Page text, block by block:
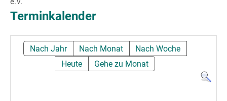
Terminkalender
Nach Jahr Nach Monat
Nach Woche
Heute
Gehe zu Monat